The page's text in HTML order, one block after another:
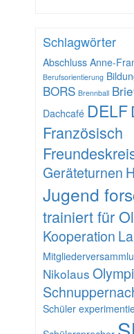
Schlagwörter
Abschluss Anne-
Berufsorientierung
BORS Brennball
Dachcafé DELF
Französisch
Geräteturnen
Jugend
trainiert für
Kooperation
Nikolaus
Schüler